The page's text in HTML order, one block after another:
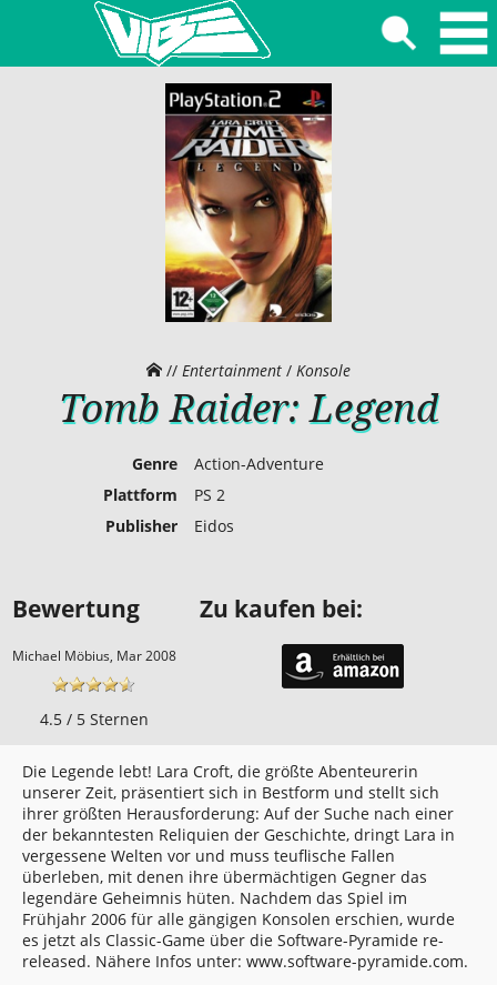
// Entertainment / Konsole
Tomb Raider: Legend
Genre
Action-Adventure
Plattform
PS 2
Publisher
Eidos
Bewertung
Michael Möbius, Mar 2008
4.5 / 5 Sternen
Zu kaufen bei:
Die Legende lebt! Lara Croft, die größte Abenteurerin
unserer Zeit, präsentiert sich in Bestform und stellt sich
ihrer größten Herausforderung: Auf der Suche nach einer
der bekanntesten Reliquien der Geschichte, dringt Lara in
vergessene Welten vor und muss teuflische Fallen
überleben, mit denen ihre übermächtigen Gegner das
legendäre Geheimnis hüten. Nachdem das Spiel im
Frühjahr 2006 für alle gängigen Konsolen erschien, wurde
es jetzt als Classic-Game über die Software-Pyramide re-
released. Nähere Infos unter: www.software-pyramide.com.